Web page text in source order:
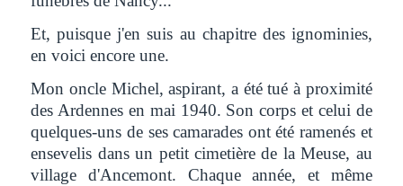
Et, puisque j'en suis au chapitre des ignominies,
en voici encore une.
Mon oncle Michel, aspirant, a été tué à proximité
des Ardennes en mai 1940. Son corps et celui de
quelques-uns de ses camarades ont été ramenés et
ensevelis dans un petit cimetière de la Meuse, au
village d'Ancemont. Chaque année, et même